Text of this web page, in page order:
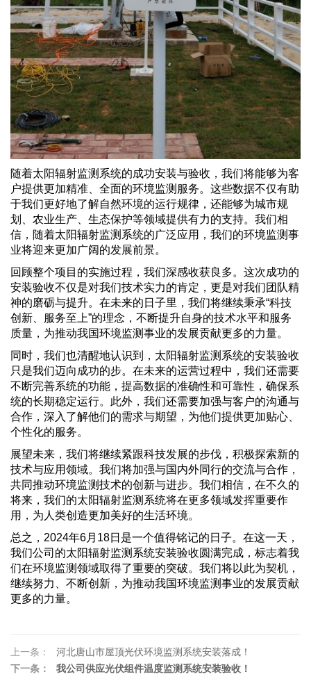
随着太阳辐射监测系统的成功安装与验收，我们将能够为客
户提供更加精准、全面的环境监测服务。这些数据不仅有助
于我们更好地了解自然环境的运行规律，还能够为城市规
划、农业生产、生态保护等领域提供有力的支持。我们相
信，随着太阳辐射监测系统的广泛应用，我们的环境监测事
业将迎来更加广阔的发展前景。
回顾整个项目的实施过程，我们深感收获良多。这次成功的
安装验收不仅是对我们技术实力的肯定，更是对我们团队精
神的磨砺与提升。在未来的日子里，我们将继续秉承“科技
创新、服务至上”的理念，不断提升自身的技术水平和服务
质量，为推动我国环境监测事业的发展贡献更多的力量。
同时，我们也清醒地认识到，太阳辐射监测系统的安装验收
只是我们迈向成功的步。在未来的运营过程中，我们还需要
不断完善系统的功能，提高数据的准确性和可靠性，确保系
统的长期稳定运行。此外，我们还需要加强与客户的沟通与
合作，深入了解他们的需求与期望，为他们提供更加贴心、
个性化的服务。
展望未来，我们将继续紧跟科技发展的步伐，积极探索新的
技术与应用领域。我们将加强与国内外同行的交流与合作，
共同推动环境监测技术的创新与进步。我们相信，在不久的
将来，我们的太阳辐射监测系统将在更多领域发挥重要作
用，为人类创造更加美好的生活环境。
总之，2024年6月18日是一个值得铭记的日子。在这一天，
我们公司的太阳辐射监测系统安装验收圆满完成，标志着我
们在环境监测领域取得了重要的突破。我们将以此为契机，
继续努力、不断创新，为推动我国环境监测事业的发展贡献
更多的力量。
上一条：
河北唐山市屋顶光伏环境监测系统安装落成！
下一条：
我公司供应光伏组件温度监测系统安装验收！